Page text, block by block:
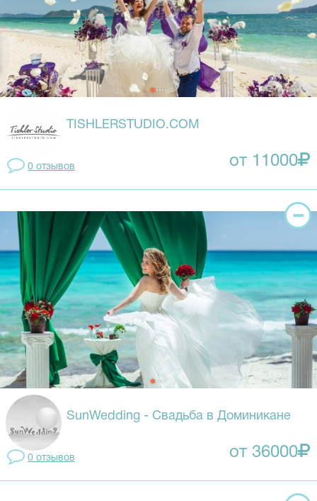
TISHLERSTUDIO.COM
0 отзывов от 11000
SunWedding - Свадьба в Доминикане
0 отзывов от 36000